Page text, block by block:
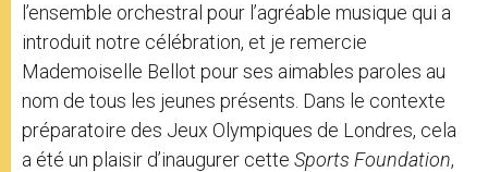
l’ensemble orchestral pour l’agréable musique qui a
introduit notre célébration, et je remercie
Mademoiselle Bellot pour ses aimables paroles au
nom de tous les jeunes présents. Dans le contexte
préparatoire des Jeux Olympiques de Londres, cela
a été un plaisir d’inaugurer cette Sports Foundation,